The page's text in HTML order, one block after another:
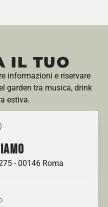
IL TUO
informazioni e riservare
garden tra musica, drink
estiva.
- 00146 Roma